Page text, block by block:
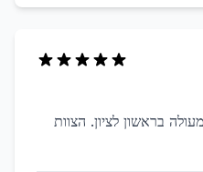
מעולה בראשון לציון. הצוות